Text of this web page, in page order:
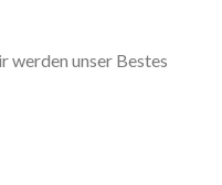
werden unser Bestes